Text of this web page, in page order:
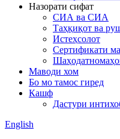
Назорати сифат
СИА ва СИА
Таҳқиқот ва
Истеҳсолот
Сертификати
Маводи хом
Бо мо тамос гиред
Кашф
Дастури
English